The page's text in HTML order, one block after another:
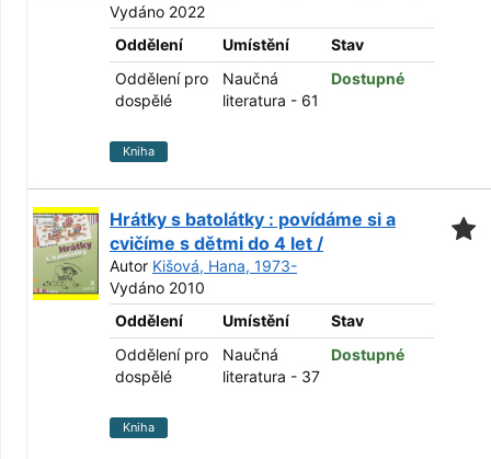
Vydáno 2022
Oddělení
Umístění
Stav
Oddělení pro
dospělé
Naučná
literatura - 61
Dostupné
Kniha
Hrátky s batolátky : povídáme si a
cvičíme s dětmi do 4 let /
Autor Kišová, Hana, 1973-
Vydáno 2010
Oddělení
Umístění
Stav
Oddělení pro
dospělé
Naučná
literatura - 37
Dostupné
Kniha